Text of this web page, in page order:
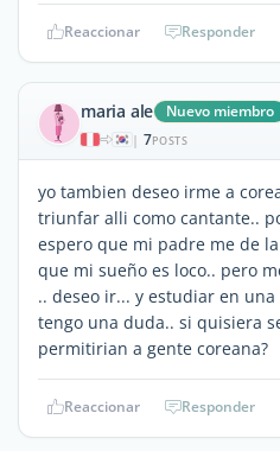
Reaccionar Responder
maria ale Nuevo miembro
| 7POSTS
yo tambien deseo irme a
triunfar alli como cantante..
espero que mi padre me de
que mi sueño es loco.. pero
.. deseo ir... y estudiar en
tengo una duda.. si quisiera
permitirian a gente coreana?
Reaccionar Responder